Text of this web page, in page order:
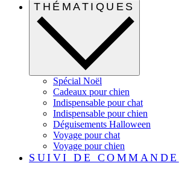
THÉMATIQUES
Spécial Noël
Cadeaux pour chien
Indispensable pour chat
Indispensable pour chien
Déguisements Halloween
Voyage pour chat
Voyage pour chien
SUIVI DE COMMANDE